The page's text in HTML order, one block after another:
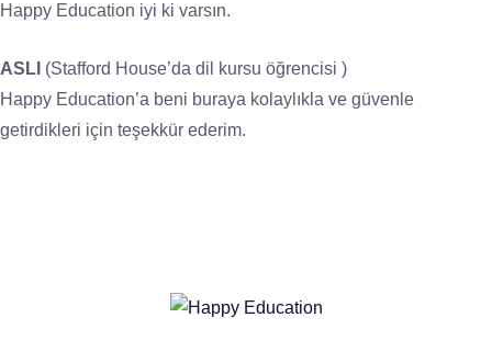
Happy Education iyi ki varsın.
ASLI (Stafford House’da dil kursu öğrencisi )
Happy Education’a beni buraya kolaylıkla ve güvenle
getirdikleri için teşekkür ederim.